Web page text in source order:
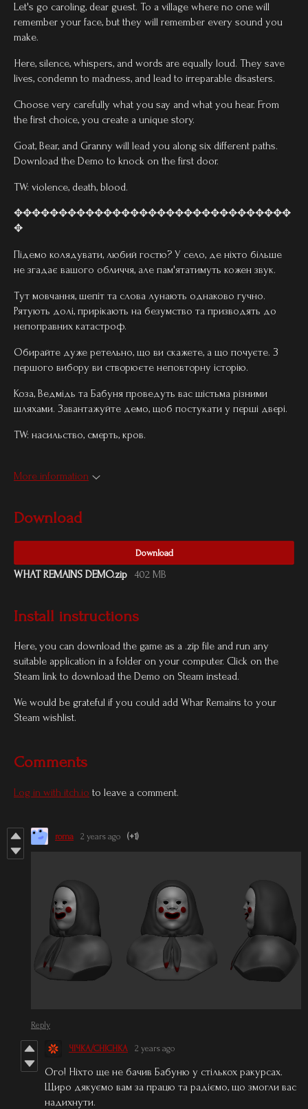
Let's go caroling, dear guest. To a village where no one will
remember your face, but they will remember every sound you
make.
Here, silence, whispers, and words are equally loud. They save
lives, condemn to madness, and lead to irreparable disasters.
Choose very carefully what you say and what you hear. From
the first choice, you create a unique story.
Goat, Bear, and Granny will lead you along six different paths.
Download the Demo to knock on the first door.
TW: violence, death, blood.
✥✥✥✥✥✥✥✥✥✥✥✥✥✥✥✥✥✥✥✥✥✥✥✥✥✥✥✥✥✥✥
✥
Підемо колядувати, любий гостю? У село, де ніхто більше
не згадає вашого обличчя, але пам'ятатимуть кожен звук.
Тут мовчання, шепіт та слова лунають однаково гучно.
Рятують долі, прирікають на безумство та призводять до
непоправних катастроф.
Обирайте дуже ретельно, що ви скажете, а що почуєте. З
першого вибору ви створюєте неповторну історію.
Коза, Ведмідь та Бабуня проведуть вас шістьма різними
шляхами. Завантажуйте демо, щоб постукати у перші двері.
TW: насильство, смерть, кров.
More information
Download
Download
WHAT REMAINS DEMO.zip 402 MB
Install instructions
Here, you can download the game as a .zip file and run any
suitable application in a folder on your computer. Click on the
Steam link to download the Demo on Steam instead.
We would be grateful if you could add Whar Remains to your
Steam wishlist.
Comments
Log in with itch.io to leave a comment.
roma 2 years ago (+1)
Reply
ЧІЧКА/CHICHKA 2 years ago
Ого! Ніхто ще не бачив Бабуню у стількох ракурсах.
Щиро дякуємо вам за працю та радіємо, що змогли вас
надихнути.